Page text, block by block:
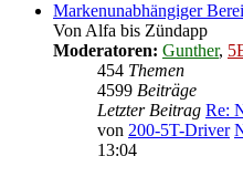
Markenunabhängiger
Von Alfa bis Zündapp
Moderatoren: Gunther,
454 Themen
4599 Beiträge
Letzter Beitrag Re:
von 200-5T-Driver
13:04